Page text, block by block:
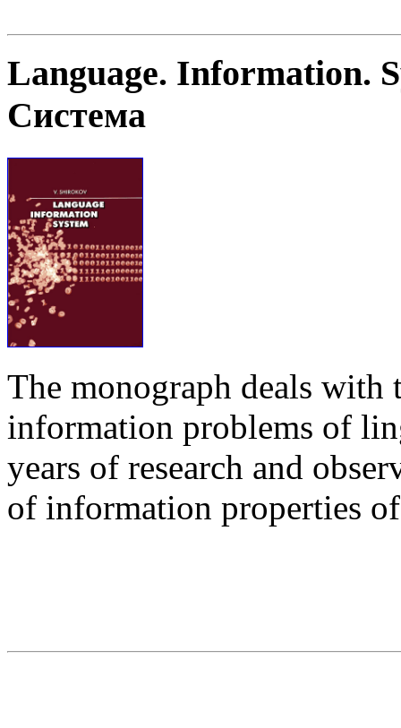
Language. Information.
Система
The monograph deals with
information problems of
years of research and
of information properties